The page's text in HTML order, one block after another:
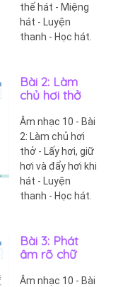
thế hát - Miệng
hát - Luyện
thanh - Học hát.
Bài 2: Làm
chủ hơi thở
Âm nhạc 10 - Bài
2: Làm chủ hơi
thở - Lấy hơi, giữ
hơi và đẩy hơi khi
hát - Luyện
thanh - Học hát.
Bài 3: Phát
âm rõ chữ
Âm nhạc 10 - Bài